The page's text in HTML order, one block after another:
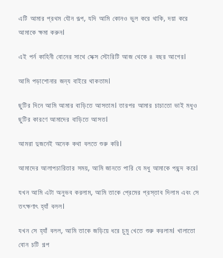
এটি আমার প্রথম যৌন গল্প, যদি আমি কোনও ভুল করে থাকি, দয়া করে
আমাকে ক্ষমা করুন।
এই পর্ন কাহিনী বোনের সাথে সেক্স স্টোরিটি আজ থেকে ৪ বছর আগের।
আমি পড়াশোনার জন্য বাইরে থাকতাম।
ছুটির দিনে আমি আমার বাড়িতে আসতাম। তারপর আমার চাচাতো ভাই মধুও
ছুটির কারণে আমাদের বাড়িতে আসত।
আমরা দুজনেই অনেক কথা বলতে শুরু করি।
আমাদের আলাপচারিতার সময়, আমি জানতে পারি যে মধু আমাকে পছন্দ করে।
যখন আমি এটা অনুভব করলাম, আমি তাকে প্রেমের প্রস্তাব দিলাম এবং সে
তৎক্ষণাৎ হ্যাঁ বলল।
যখন সে হ্যাঁ বলল, আমি তাকে জড়িয়ে ধরে চুমু খেতে শুরু করলাম। খালাতো
বোন চটি গল্প